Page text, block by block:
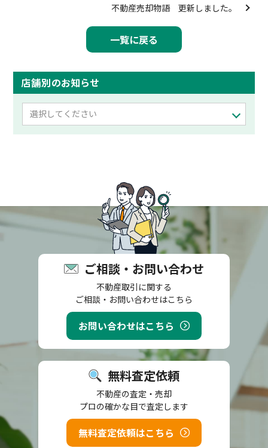
一覧に戻る
不動産売却物語 更新しました。
店舗別のお知らせ
選択してください
ご相談・お問い合わせ
不動産取引に関する
ご相談・お問い合わせはこちら
お問い合わせはこちら
無料査定依頼
不動産の査定・売却
プロの確かな目で査定します
無料査定依頼はこちら